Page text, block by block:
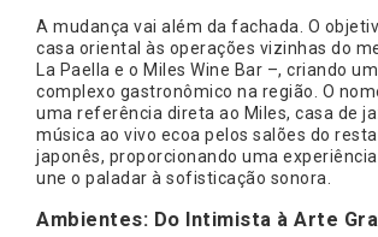
A mudança vai além da fachada. O
casa oriental às operações vizinhas do
La Paella e o Miles Wine Bar –, criando
complexo gastronômico na região. O
uma referência direta ao Miles, casa de
música ao vivo ecoa pelos salões do
japonês, proporcionando uma
une o paladar à sofisticação sonora.
Ambientes: Do Intimista à Arte